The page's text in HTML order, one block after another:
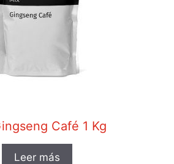
Café 1 Kg
Leer más